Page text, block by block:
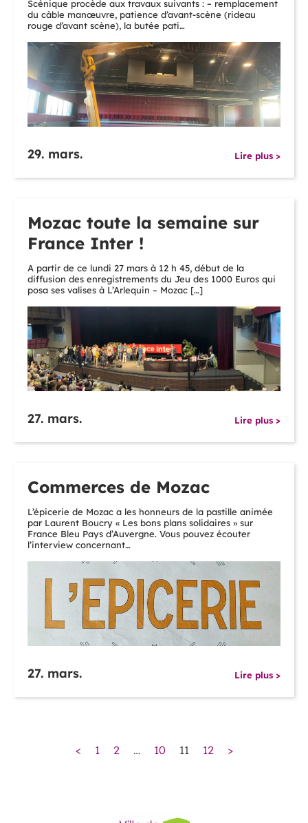
Scénique procède aux travaux suivants : – remplacement
du câble manœuvre, patience d’avant-scène (rideau
rouge d’avant scène), la butée pati…
29. mars. Lire plus >
Mozac toute la semaine sur
France Inter !
A partir de ce lundi 27 mars à 12 h 45, début de la
diffusion des enregistrements du Jeu des 1000 Euros qui
posa ses valises à L’Arlequin – Mozac […]
27. mars. Lire plus >
Commerces de Mozac
L’épicerie de Mozac a les honneurs de la pastille animée
par Laurent Boucry « Les bons plans solidaires » sur
France Bleu Pays d’Auvergne. Vous pouvez écouter
l’interview concernant…
27. mars. Lire plus >
< 1 2 … 10 11 12 >